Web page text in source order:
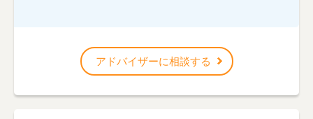
アドバイザーに相談する